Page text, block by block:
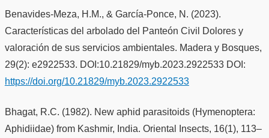
Benavides-Meza, H.M., & García-Ponce, N. (2023).
Características del arbolado del Panteón Civil Dolores y
valoración de sus servicios ambientales. Madera y Bosques,
29(2): e2922533. DOI:10.21829/myb.2023.2922533 DOI:
https://doi.org/10.21829/myb.2023.2922533
Bhagat, R.C. (1982). New aphid parasitoids (Hymenoptera:
Aphidiidae) from Kashmir, India. Oriental Insects, 16(1), 113–